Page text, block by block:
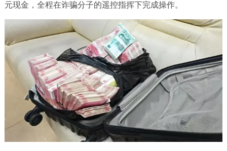
元现金，全程在诈骗分子的遥控指挥下完成操作。